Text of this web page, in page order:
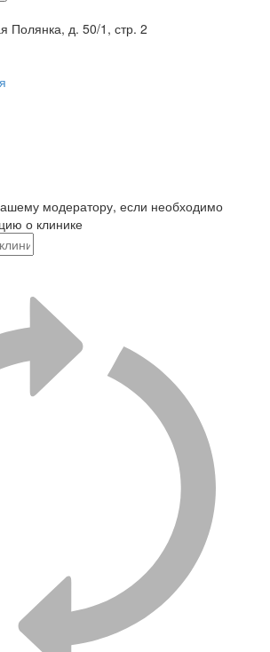
Полянка, д. 50/1, стр. 2
модератору, если необходимо
о клинике